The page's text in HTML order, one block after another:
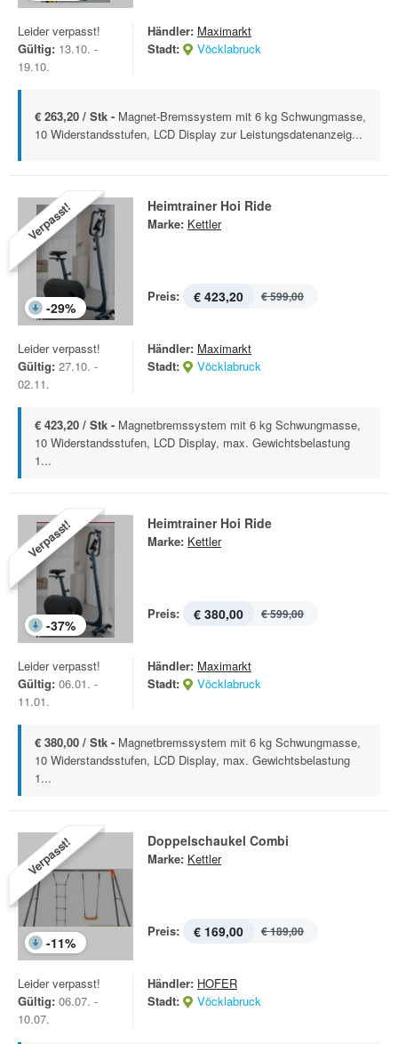
Leider verpasst!
Gültig: 13.10. -
19.10.
Händler: Maximarkt
Stadt:
Vöcklabruck
€ 263,20 / Stk - Magnet-Bremssystem mit 6 kg Schwungmasse,
10 Widerstandsstufen, LCD Display zur Leistungsdatenanzeig...
Verpasst!
-29%
Heimtrainer Hoi Ride
Marke: Kettler
Preis: € 423,20 € 599,00
Leider verpasst!
Gültig: 27.10. -
02.11.
Händler: Maximarkt
Stadt:
Vöcklabruck
€ 423,20 / Stk - Magnetbremssystem mit 6 kg Schwungmasse,
10 Widerstandsstufen, LCD Display, max. Gewichtsbelastung
1...
Verpasst!
-37%
Heimtrainer Hoi Ride
Marke: Kettler
Preis: € 380,00 € 599,00
Leider verpasst!
Gültig: 06.01. -
11.01.
Händler: Maximarkt
Stadt:
Vöcklabruck
€ 380,00 / Stk - Magnetbremssystem mit 6 kg Schwungmasse,
10 Widerstandsstufen, LCD Display, max. Gewichtsbelastung
1...
Verpasst!
-11%
Doppelschaukel Combi
Marke: Kettler
Preis: € 169,00 € 189,00
Leider verpasst!
Gültig: 06.07. -
10.07.
Händler: HOFER
Stadt:
Vöcklabruck